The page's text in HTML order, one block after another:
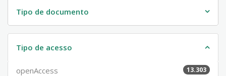
Tipo de documento
Tipo de acesso
openAccess 13.303